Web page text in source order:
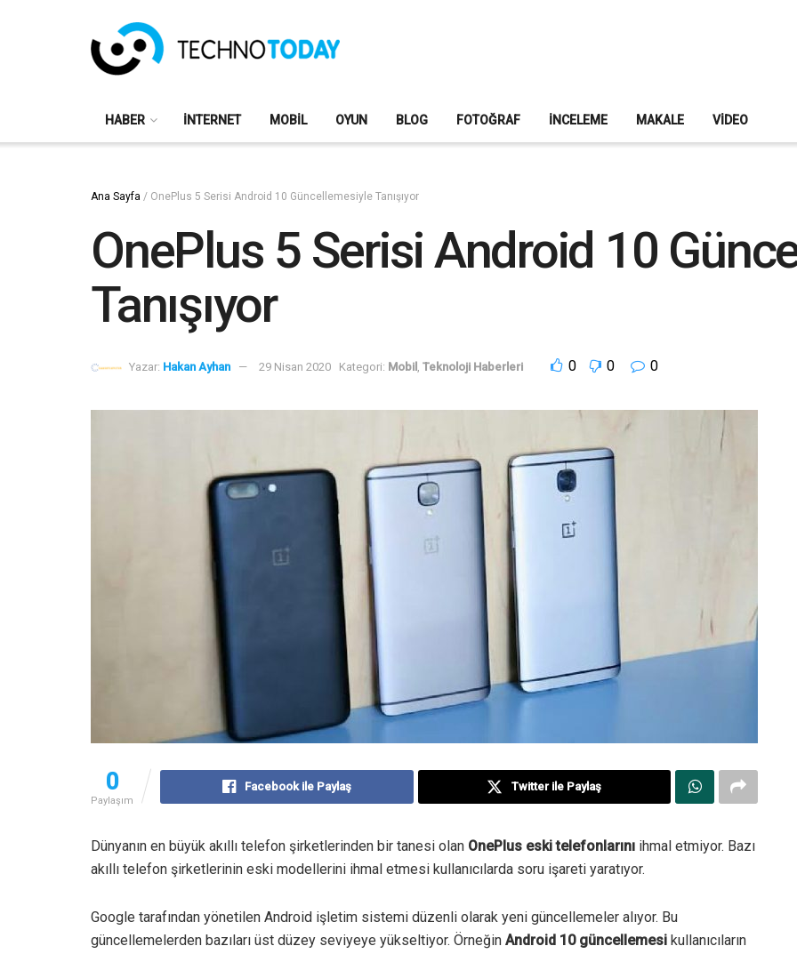
HABER İNTERNET MOBIL OYUN BLOG FOTOĞRAF İNCELEME MAKALE VIDEO
Ana Sayfa / OnePlus 5 Serisi Android 10 Güncellemesiyle Tanışıyor
OnePlus 5 Serisi Android 10
Tanışıyor
Yazar: Hakan Ayhan 29 Nisan 2020 Kategori: Mobil , Teknoloji Haberleri 0 0 0
0
Paylaşım
Facebook ile Paylaş Twitter ile Paylaş
Dünyanın en büyük akıllı telefon şirketlerinden bir tanesi olan OnePlus eski telefonlarını ihmal etmiyor. Bazı
akıllı telefon şirketlerinin eski modellerini ihmal etmesi kullanıcılarda soru işareti yaratıyor.
Google tarafından yönetilen Android işletim sistemi düzenli olarak yeni güncellemeler alıyor. Bu
güncellemelerden bazıları üst düzey seviyeye yükseltiyor. Örneğin Android 10 güncellemesi kullanıcıların